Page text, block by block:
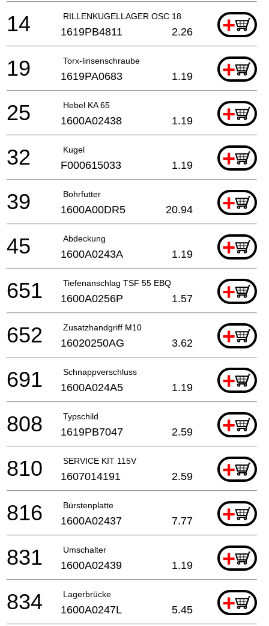
RILLENKUGELLAGER OSC 18 +
14 1619PB4811 2.26
Torx-linsenschraube +
19 1619PA0683 1.19
Hebel KA 65 +
25 1600A02438 1.19
Kugel +
32 F000615033 1.19
Bohrfutter +
39 1600A00DR5 20.94
Abdeckung +
45 1600A0243A 1.19
Tiefenanschlag TSF 55 EBQ +
651 1600A0256P 1.57
Zusatzhandgriff M10 +
652 16020250AG 3.62
Schnappverschluss +
691 1600A024A5 1.19
Typschild +
808 1619PB7047 2.59
SERVICE KIT 115V +
810 1607014191 2.59
Bürstenplatte +
816 1600A02437 7.77
Umschalter +
831 1600A02439 1.19
Lagerbrücke +
834 1600A0247L 5.45